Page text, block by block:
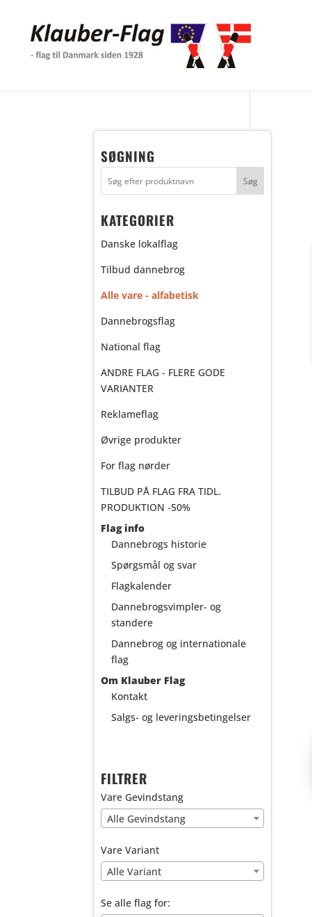
SØGNING
KATEGORIER
Danske lokalflag
Tilbud dannebrog
Alle vare - alfabetisk
Dannebrogsflag
National flag
ANDRE FLAG - FLERE GODE
VARIANTER
Reklameflag
Øvrige produkter
For flag nørder
TILBUD PÅ FLAG FRA TIDL.
PRODUKTION -50%
Flag info
Dannebrogs historie
Spørgsmål og svar
Flagkalender
Dannebrogsvimpler- og
standere
Dannebrog og internationale
flag
Om Klauber Flag
Kontakt
Salgs- og leveringsbetingelser
FILTRER
Vare Gevindstang
Alle Gevindstang
Vare Variant
Alle Variant
Se alle flag for: